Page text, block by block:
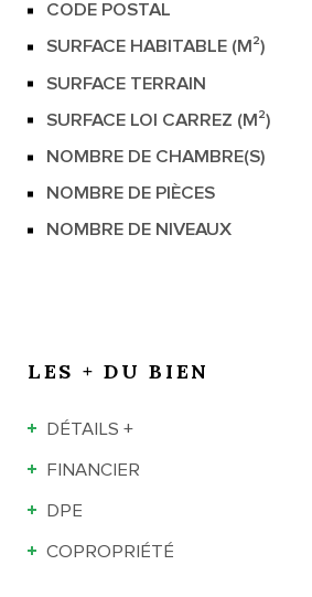
Caractérisque Valeurs
CODE POSTAL
SURFACE HABITABLE (M²)
SURFACE TERRAIN
SURFACE LOI CARREZ (M²)
NOMBRE DE CHAMBRE(S)
NOMBRE DE PIÈCES
NOMBRE DE NIVEAUX
LES + DU BIEN
DÉTAILS +
FINANCIER
DPE
COPROPRIÉTÉ